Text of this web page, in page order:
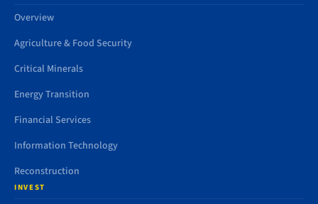
Overview
Agriculture & Food Security
Critical Minerals
Energy Transition
Financial Services
Information Technology
Reconstruction
INVEST